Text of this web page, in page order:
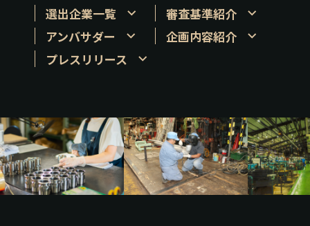
山口エリア
徳島エリア
香川エリア
愛媛エリア
高知エリア
佐賀エリア
宮崎エリア
鹿児島エリア
沖縄エリア
カテゴリから探す
選出企業一覧
審査基準紹介
アンバサダー
企画内容紹介
プレスリリース